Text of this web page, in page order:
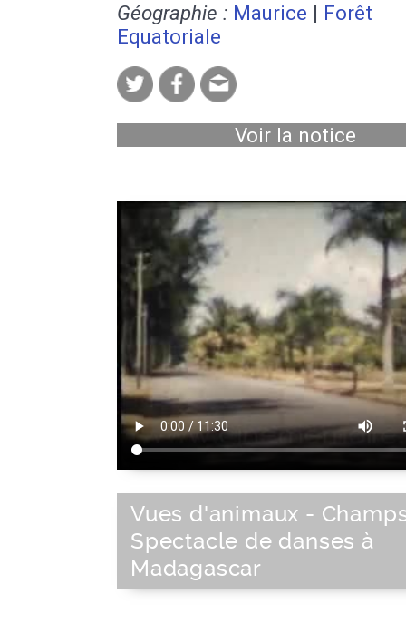
Géographie : Maurice | Forêt
Equatoriale
Voir la notice
Vues d'animaux -
Spectacle de danses à
Madagascar